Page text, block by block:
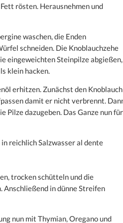
rösten. Herausnehmen und
waschen, die Enden
schneiden. Die Knoblauchzehe
eingeweichten Steinpilze abgießen,
klein hacken.
erhitzen. Zunächst den Knoblauch
damit er nicht verbrennt.
Pilze dazugeben. Das Ganze nun für
reichlich Salzwasser al dente
trocken schütteln und die
Anschließend in dünne Streifen
nun mit Thymian, Oregano und